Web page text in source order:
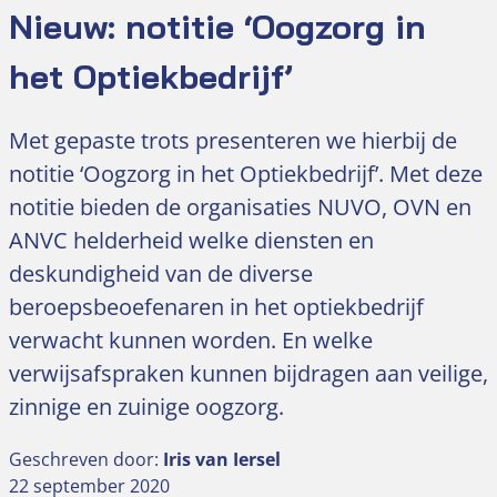
Nieuw: notitie ‘Oogzorg in
het Optiekbedrijf’
Met gepaste trots presenteren we hierbij de
notitie ‘Oogzorg in het Optiekbedrijf’. Met deze
notitie bieden de organisaties NUVO, OVN en
ANVC helderheid welke diensten en
deskundigheid van de diverse
beroepsbeoefenaren in het optiekbedrijf
verwacht kunnen worden. En welke
verwijsafspraken kunnen bijdragen aan veilige,
zinnige en zuinige oogzorg.
Geschreven door: Iris van Iersel
22 september 2020